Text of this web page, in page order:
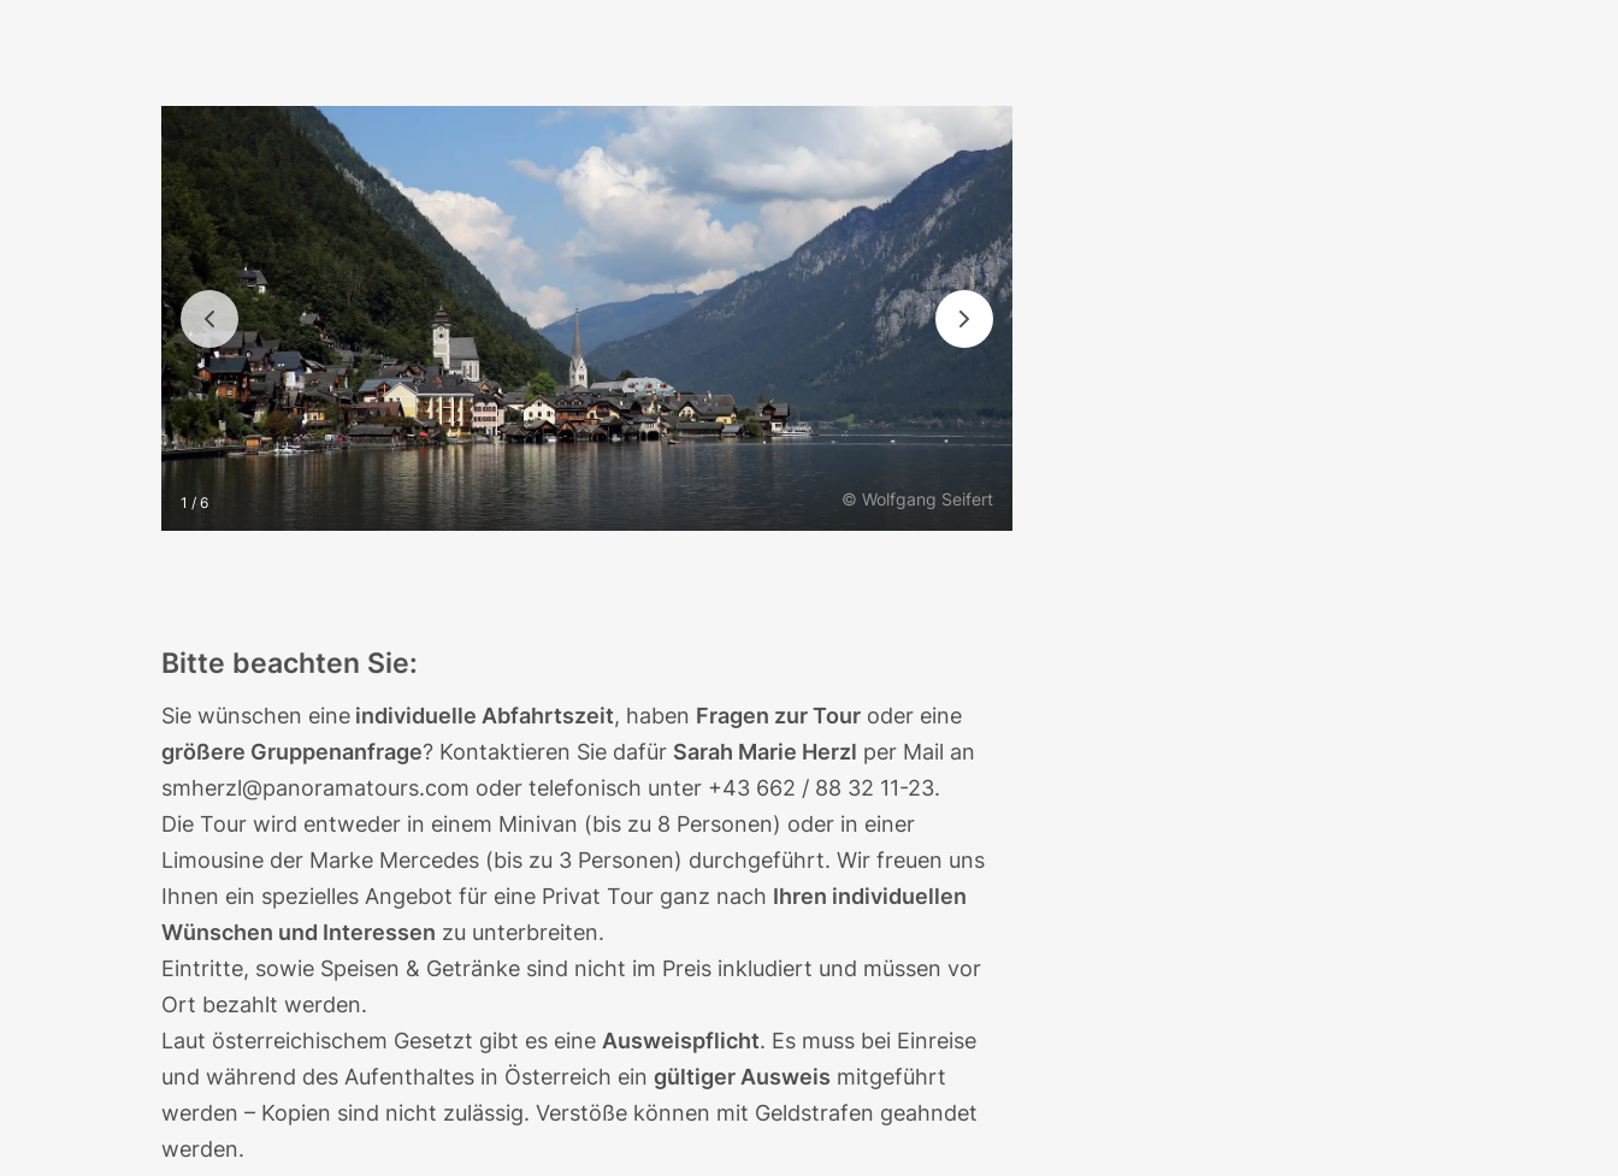
© Wolfgang Seifert
1 / 6
Bitte beachten Sie:
Sie wünschen eine individuelle Abfahrtszeit, haben Fragen zur Tour oder eine
größere Gruppenanfrage? Kontaktieren Sie dafür Sarah Marie Herzl per Mail an
smherzl@panoramatours.com oder telefonisch unter +43 662 / 88 32 11-23.
Die Tour wird entweder in einem Minivan (bis zu 8 Personen) oder in einer
Limousine der Marke Mercedes (bis zu 3 Personen) durchgeführt. Wir freuen uns
Ihnen ein spezielles Angebot für eine Privat Tour ganz nach Ihren individuellen
Wünschen und Interessen zu unterbreiten.
Eintritte, sowie Speisen & Getränke sind nicht im Preis inkludiert und müssen vor
Ort bezahlt werden.
Laut österreichischem Gesetzt gibt es eineAusweispflicht. Es muss bei Einreise
und während des Aufenthaltes in Österreich eingültiger Ausweis mitgeführt
werden – Kopien sind nicht zulässig. Verstöße können mit Geldstrafen geahndet
werden.